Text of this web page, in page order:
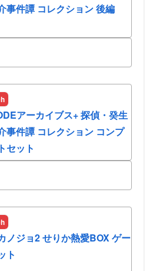
事件譚 コレクション 後編
アーカイブス+ 探偵・癸生
事件譚 コレクション コンプ
セット
ノジョ2 せりか熱愛BOX ゲー
ト